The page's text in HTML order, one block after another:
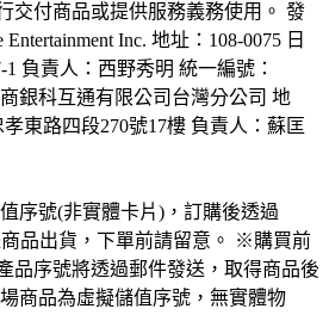
交付商品或提供服務義務使用。 發
Inc. 地址：108-0075 日
負責人：西野秀明 統一編號：
銀科互通有限公司台灣分公司 地
東路四段270號17樓 負責人：蘇匡
序號(非實體卡片)，訂購後透過
品出貨，下單前請留意。 ※購買前
品序號將透過郵件發送，取得商品後
商品為虛擬儲值序號，無實體物